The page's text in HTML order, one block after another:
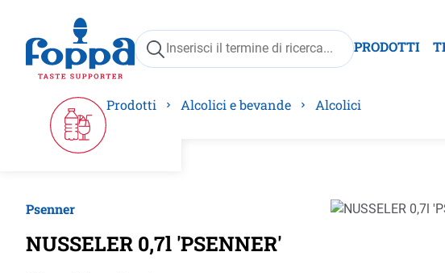
Passa alla navigazione principale
PRODOTTI
Prodotti Alcolici e bevande Alcolici
Psenner
NUSSELER 0,7l 'PSENNER'
Salta la galleria di